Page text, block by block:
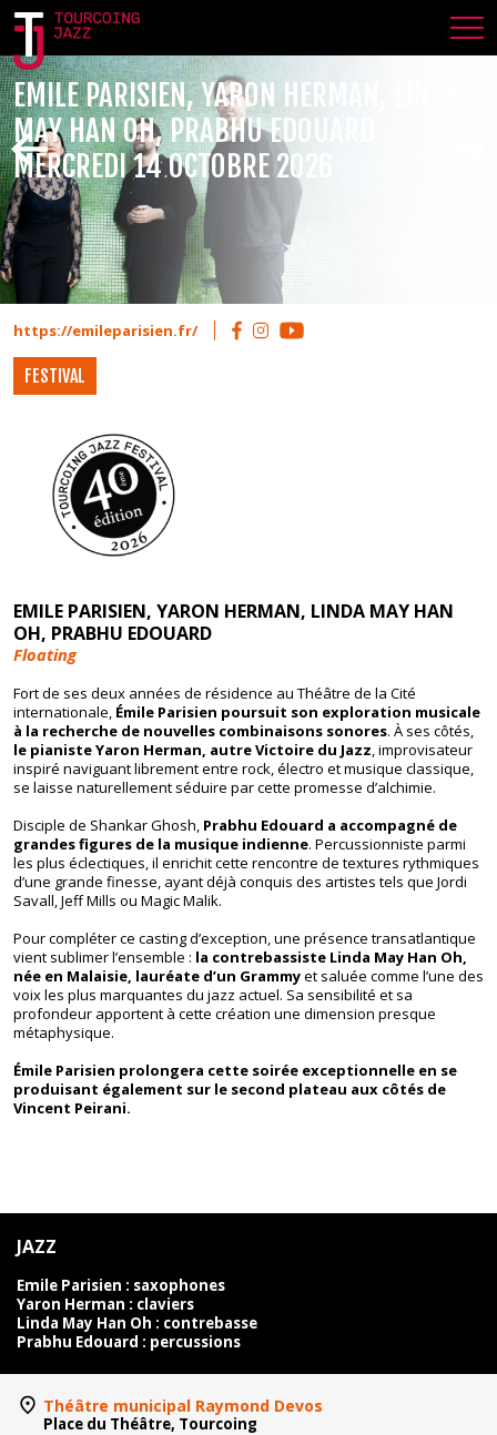
EMILE PARISIEN, YARON HERMAN, LINDA
MAY HAN OH, PRABHU EDOUARD
MERCREDI 14 OCTOBRE 2026
https://emileparisien.fr/
FESTIVAL
EMILE PARISIEN, YARON HERMAN, LINDA MAY HAN
OH, PRABHU EDOUARD
Floating
Fort de ses deux années de résidence au Théâtre de la Cité
internationale, Émile Parisien poursuit son exploration musicale
à la recherche de nouvelles combinaisons sonores. À ses côtés,
le pianisteYaron Herman, autre Victoire du Jazz, improvisateur
inspiré naviguant librement entre rock, électro et musique classique,
se laisse naturellement séduire par cette promesse d’alchimie.
Disciple de Shankar Ghosh, Prabhu Edouard a accompagné de
grandes figures de la musique indienne. Percussionniste parmi
les plus éclectiques, il enrichit cette rencontre de textures rythmiques
d’une grande finesse, ayant déjà conquis des artistes tels que Jordi
Savall,Jeff Mills ou Magic Malik.
Pour compléter ce casting d’exception, une présence transatlantique
vient sublimer l’ensemble : la contrebassiste Linda May Han Oh,
née en Malaisie, lauréate d’un Grammyet saluée comme l’une des
voix les plus marquantes du jazz actuel. Sa sensibilité et sa
profondeur apportent à cette création une dimension presque
métaphysique.
Émile Parisien prolongera cette soirée exceptionnelle en se
produisant également sur le second plateau aux côtés de
Vincent Peirani.
JAZZ
Emile Parisien : saxophones
Yaron Herman : claviers
Linda May Han Oh : contrebasse
Prabhu Edouard : percussions
Théâtre municipal Raymond Devos
Place du Théâtre, Tourcoing